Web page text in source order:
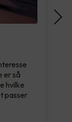
er så
hvilke
passer